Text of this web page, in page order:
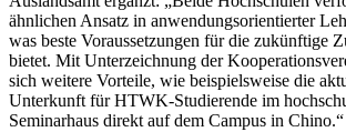
ähnlichen Ansatz in anwendungsorientierter
was beste Voraussetzungen für die zukünftige
bietet. Mit Unterzeichnung der
sich weitere Vorteile, wie beispielsweise die
Unterkunft für HTWK-Studierende im
Seminarhaus direkt auf dem Campus in Chino.“